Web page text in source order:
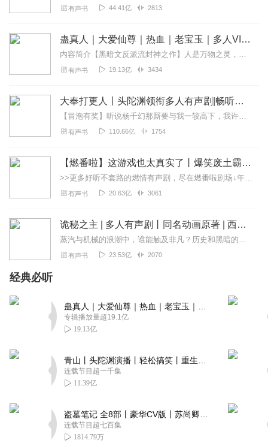
有声书 44.41亿 2813
蛊真人｜大爱仙尊｜热血｜老宝玉｜多人VIP免费有声剧
内容简介【黑暗文反派流封神之作】人是万物之灵，蛊是天地真精。一个穿越者不断重生的故事。一个养蛊、炼蛊、用蛊的奇特世界。配音组（男角色）老宝玉旁白...
有声书 19.13亿 3434
大奉打更人丨头陀渊领衔多人有声剧|畅听全集|王鹤棣、田曦薇主演影视剧原著|卖报小郎君
【冒泡有奖】听说杨千幻那厮要与我一较高下，我许七安要开始装叉了！快进入声音播放页戳下方输入框，冒个泡偷偷告诉我，我要用哪些诗词才能胜过他？说得好的，有赏！202...
有声书 110.66亿 1754
【燃番啦】这游戏也太真实了丨爆笑废土霸榜神作丨紫襟剧社制作
>>更多好听不套路的燃情有声剧，尽在燃番啦剧场↓年度重磅推荐本专辑为VIP免费专辑每天上午10点5集更新，订阅可以听到最新内容哦！每周抽一个专辑五星优质评论送...
有声书 20.63亿 3061
诡秘之主 | 多人有声剧丨同名动画原著 | 西幻克苏鲁 | 乌贼作品
蒸汽与机械的浪潮中，谁能触及非凡？历史和黑暗的迷雾里，又是谁在耳语？我从诡秘中醒来，睁眼看见这个世界：枪械，大炮，巨舰，飞空艇，差分机；魔药，占卜，诅咒，倒吊人...
有声书 23.53亿 2070
经典必听
专辑播放量超19.1亿
19.13亿
连载节目超一千集
11.39亿
连载节目超七百集
1814.79万